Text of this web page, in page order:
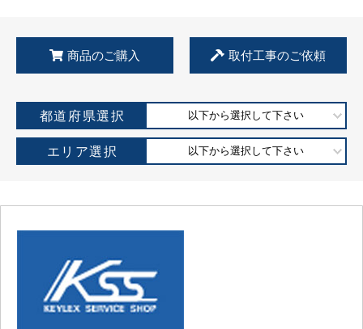
商品のご購入 取付工事のご依頼
都道府県選択 以下から選択して下さい
エリア選択 以下から選択して下さい